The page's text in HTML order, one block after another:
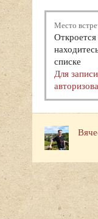
Место
списке
Для